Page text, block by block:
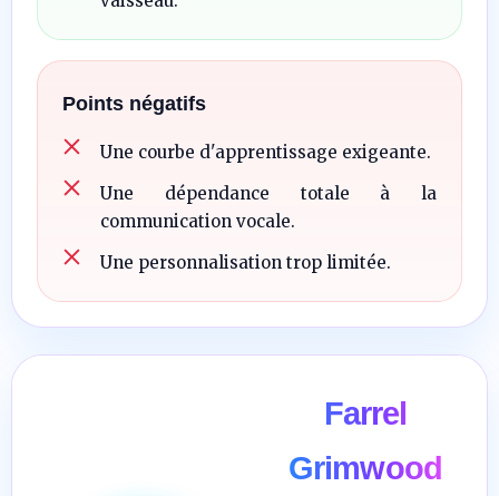
Points négatifs
Une courbe d'apprentissage exigeante.
Une dépendance totale à la
communication vocale.
Une personnalisation trop limitée.
Farrel
Grimwood